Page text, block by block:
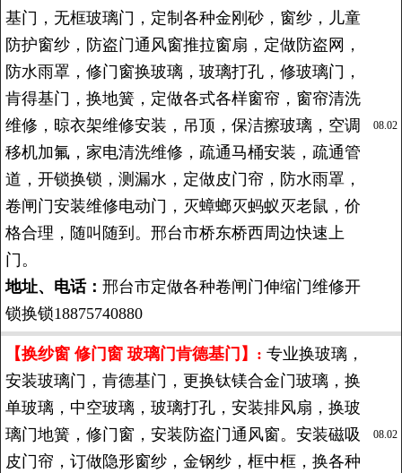
基门，无框玻璃门，定制各种金刚砂，窗纱，儿童
防护窗纱，防盗门通风窗推拉窗扇，定做防盗网，
防水雨罩，修门窗换玻璃，玻璃打孔，修玻璃门，
肯得基门，换地簧，定做各式各样窗帘，窗帘清洗
维修，晾衣架维修安装，吊顶，保洁擦玻璃，空调
移机加氟，家电清洗维修，疏通马桶安装，疏通管
道，开锁换锁，测漏水，定做皮门帘，防水雨罩，
卷闸门安装维修电动门，灭蟑螂灭蚂蚁灭老鼠，价
格合理，随叫随到。邢台市桥东桥西周边快速上
门。
地址、电话： 邢台市定做各种卷闸门伸缩门维修开
锁换锁18875740880
08.02
【换纱窗 修门窗 玻璃门肯德基门】: 专业换玻璃，
安装玻璃门，肯德基门，更换钛镁合金门玻璃，换
单玻璃，中空玻璃，玻璃打孔，安装排风扇，换玻
璃门地簧，修门窗，安装防盗门通风窗。安装磁吸
皮门帘，订做隐形窗纱，金钢纱，框中框，换各种
08.02